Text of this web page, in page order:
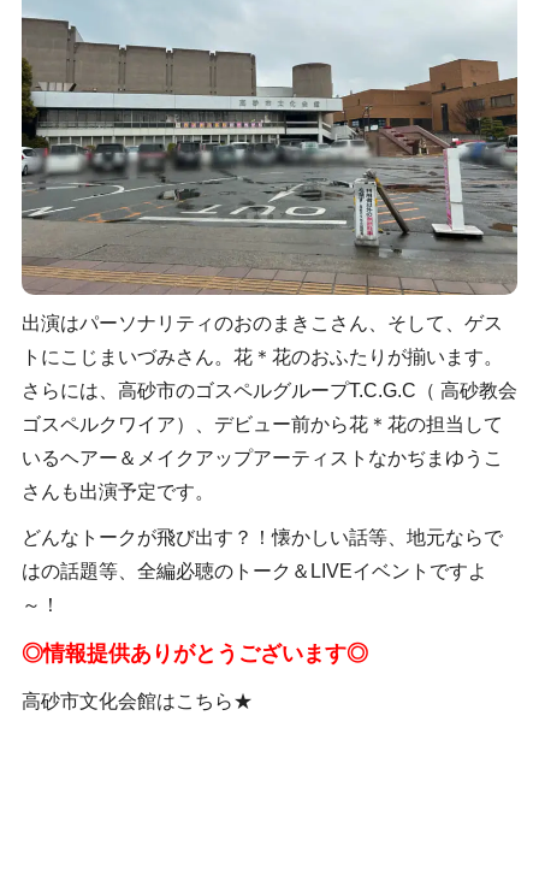
出演はパーソナリティのおのまきこさん、そして、ゲス
トにこじまいづみさん。花＊花のおふたりが揃います。
さらには、高砂市のゴスペルグループT.C.G.C（ 高砂教会
ゴスペルクワイア）、デビュー前から花＊花の担当して
いるヘアー＆メイクアップアーティストなかぢまゆうこ
さんも出演予定です。
どんなトークが飛び出す？！懐かしい話等、地元ならで
はの話題等、全編必聴のトーク＆LIVEイベントですよ
～！
◎情報提供ありがとうございます◎
高砂市文化会館はこちら★